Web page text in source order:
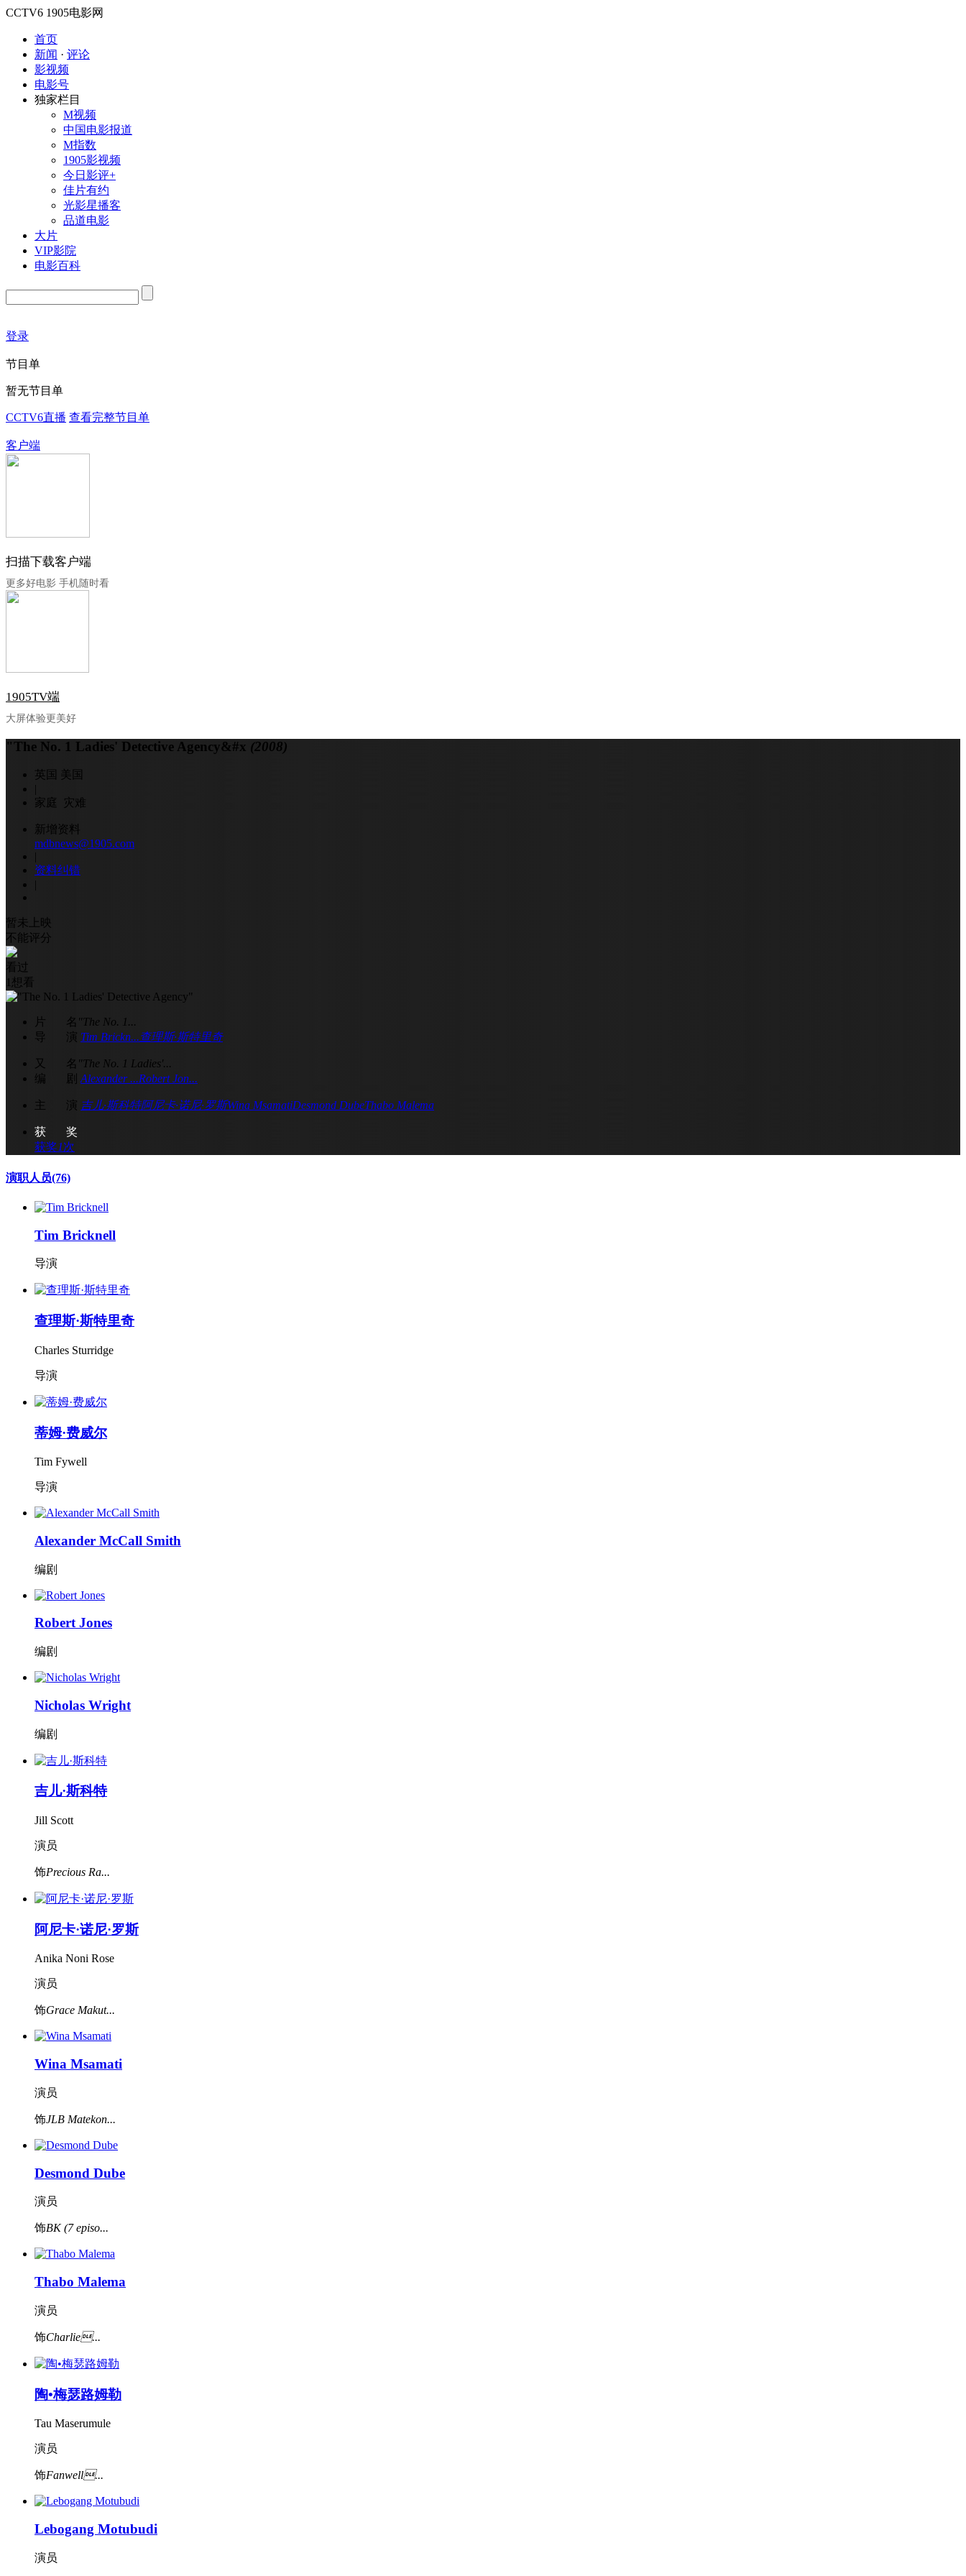
CCTV6 1905电影网
首页
新闻 · 评论
影视频
电影号
独家栏目
M视频
中国电影报道
M指数
1905影视频
今日影评+
佳片有约
光影星播客
品道电影
大片
VIP影院
电影百科
登录
节目单
暂无节目单
CCTV6直播 查看完整节目单
客户端
扫描下载客户端
更多好电影 手机随时看
1905TV端
大屏体验更美好
"The No. 1 Ladies' Detective Agency&#x (2008)
英国 美国
|
家庭 灾难
新增资料
mdbnews@1905.com
|
资料纠错
|
暂未上映
不能评分
看过
1 想看
片 名 "The No. 1...
导 演 Tim Brickn...查理斯·斯特里奇
又 名 "The No. 1 Ladies'...
编 剧
Alexander ...Robert Jon...
主 演 吉儿·斯科特阿尼卡·诺尼·罗斯Wina MsamatiDesmond DubeThabo Malema
获 奖
获奖1次
演职人员(76)
Tim Bricknell
导演
查理斯·斯特里奇
Charles Sturridge
导演
蒂姆·费威尔
Tim Fywell
导演
Alexander McCall Smith
编剧
Robert Jones
编剧
Nicholas Wright
编剧
吉儿·斯科特
Jill Scott
演员
饰Precious Ra...
阿尼卡·诺尼·罗斯
Anika Noni Rose
演员
饰Grace Makut...
Wina Msamati
演员
饰JLB Matekon...
Desmond Dube
演员
饰BK (7 episo...
Thabo Malema
演员
饰Charlie...
陶•梅瑟路姆勒
Tau Maserumule
演员
饰Fanwell...
Lebogang Motubudi
演员